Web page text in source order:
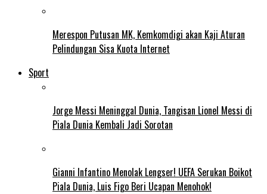
Merespon Putusan MK, Kemkomdigi akan Kaji Aturan
Pelindungan Sisa Kuota Internet
Sport
Jorge Messi Meninggal Dunia, Tangisan Lionel Messi di
Piala Dunia Kembali Jadi Sorotan
Gianni Infantino Menolak Lengser! UEFA Serukan Boikot
Piala Dunia, Luis Figo Beri Ucapan Menohok!